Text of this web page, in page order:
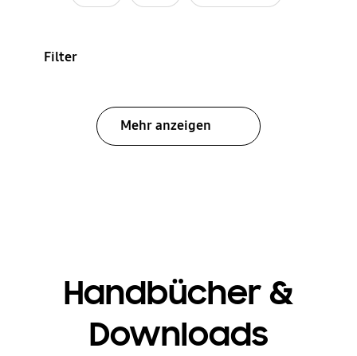
Filter
Mehr anzeigen
Handbücher &
Downloads